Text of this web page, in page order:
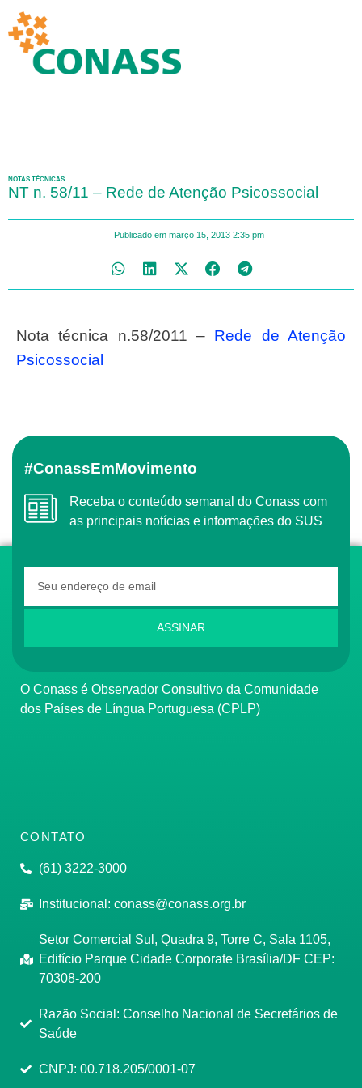
NOTAS TÉCNICAS
NT n. 58/11 – Rede de Atenção Psicossocial
Publicado em março 15, 2013 2:35 pm
Nota técnica n.58/2011 – Rede de Atenção
Psicossocial
#ConassEmMovimento
Receba o conteúdo semanal do Conass com
as principais notícias e informações do SUS
ASSINAR
O Conass é Observador Consultivo da Comunidade
dos Países de Língua Portuguesa (CPLP)
CONTATO
(61) 3222-3000
Institucional: conass@conass.org.br
Setor Comercial Sul, Quadra 9, Torre C, Sala 1105,
Edifício Parque Cidade Corporate Brasília/DF CEP:
70308-200
Razão Social: Conselho Nacional de Secretários de
Saúde
CNPJ: 00.718.205/0001-07